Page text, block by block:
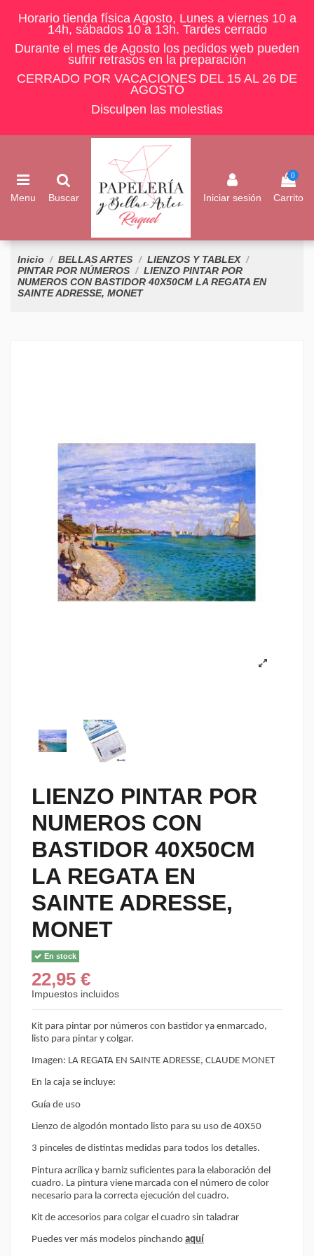
Horario tienda física Agosto, Lunes a viernes 10 a
14h, sábados 10 a 13h. Tardes cerrado
Durante el mes de Agosto los pedidos web pueden
sufrir retrasos en la preparación
CERRADO POR VACACIONES DEL 15 AL 26 DE
AGOSTO
Disculpen las molestias
Menu Buscar Iniciar sesión
0
Carrito
Inicio BELLAS ARTES
LIENZOS Y TABLEX
PINTAR POR NÚMEROS
LIENZO PINTAR POR
NUMEROS CON BASTIDOR 40X50CM LA REGATA EN
SAINTE ADRESSE, MONET
LIENZO PINTAR POR
NUMEROS CON
BASTIDOR 40X50CM
LA REGATA EN
SAINTE ADRESSE,
MONET
En stock
22,95 €
Impuestos incluidos
Kit para pintar por números con bastidor ya enmarcado,
listo para pintar y colgar.
Imagen: LA REGATA EN SAINTE ADRESSE, CLAUDE MONET
En la caja se incluye:
Guía de uso
Lienzo de algodón montado listo para su uso de 40X50
3 pinceles de distintas medidas para todos los detalles.
Pintura acrílica y barniz suficientes para la elaboración del
cuadro. La pintura viene marcada con el número de color
necesario para la correcta ejecución del cuadro.
Kit de accesorios para colgar el cuadro sin taladrar
Puedes ver más modelos pinchando aquí